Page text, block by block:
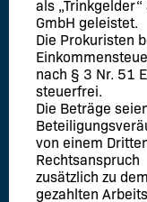
als
GmbH geleistet.
Die Prokuristen
nach § 3 Nr. 51
steuerfrei.
Die Beträge
von einem
Rechtsanspruch
zusätzlich zu
gezahlten